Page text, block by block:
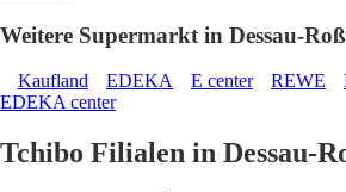
Weitere Supermarkt in Dessau-
Kaufland EDEKA E center REWE
EDEKA center
Tchibo Filialen in Dessau-